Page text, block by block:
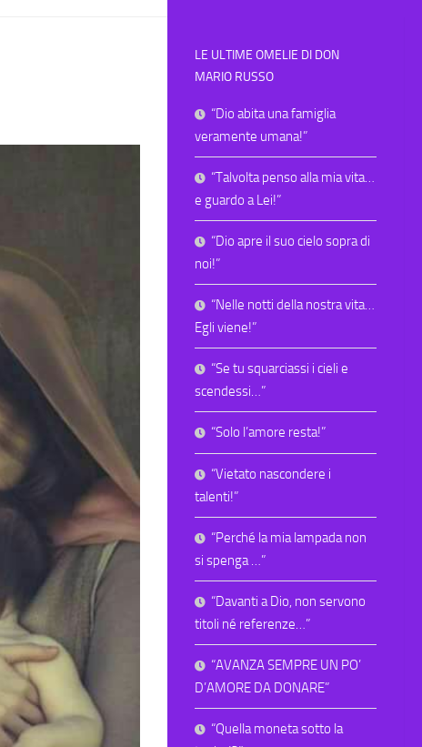
LE ULTIME OMELIE DI DON
MARIO RUSSO
“Dio abita una famiglia
veramente umana!”
“Talvolta penso alla mia vita…
e guardo a Lei!”
“Dio apre il suo cielo sopra di
noi!”
“Nelle notti della nostra vita…
Egli viene!”
“Se tu squarciassi i cieli e
scendessi…”
“Solo l’amore resta!”
“Vietato nascondere i
talenti!”
“Perché la mia lampada non
si spenga …”
“Davanti a Dio, non servono
titoli né referenze…”
“AVANZA SEMPRE UN PO’
D’AMORE DA DONARE”
“Quella moneta sotto la